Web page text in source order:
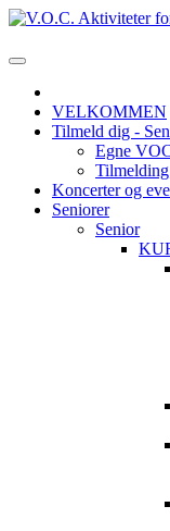
VELKOMMEN
Tilmeld dig -
Egne
Koncerter og
Seniorer
Senior